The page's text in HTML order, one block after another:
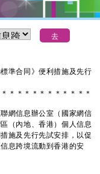
準合同》便利措施及先行
＊ ＊ ＊ ＊ ＊ ＊ ＊ ＊ ＊ ＊ ＊ ＊
網信息辦公室（國家網信
（內地、香港）個人信息
施及先行先試安排，以促
息跨境流動到香港的安